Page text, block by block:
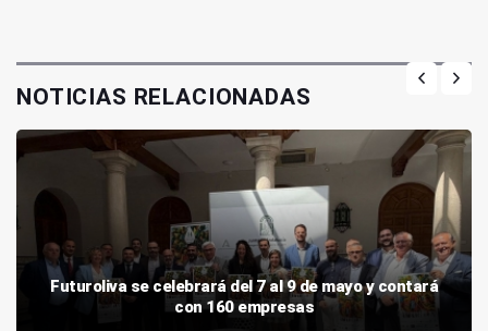
NOTICIAS RELACIONADAS
Futuroliva se celebrará del 7 al 9 de mayo y contará
con 160 empresas